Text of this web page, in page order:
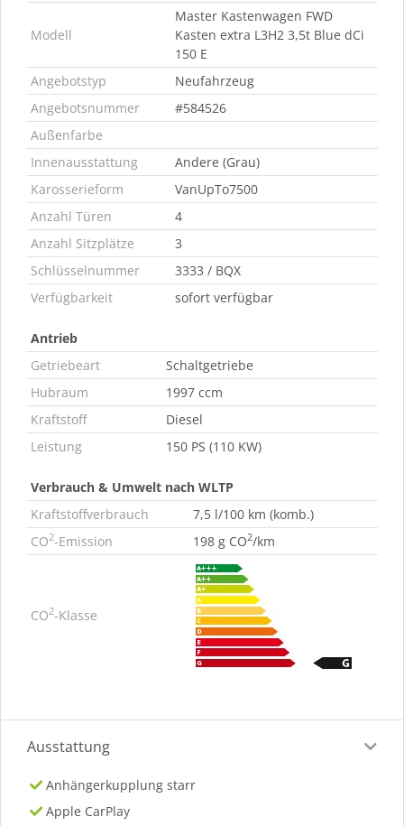
Modell
Master Kastenwagen FWD
Kasten extra L3H2 3,5t Blue dCi
150 E
Angebotstyp
Neufahrzeug
Angebotsnummer
#584526
Außenfarbe
Innenausstattung
Andere (Grau)
Karosserieform
VanUpTo7500
Anzahl Türen
4
Anzahl Sitzplätze
3
Schlüsselnummer
3333 / BQX
Verfügbarkeit
sofort verfügbar
Antrieb
Getriebeart
Schaltgetriebe
Hubraum
1997 ccm
Kraftstoff
Diesel
Leistung
150 PS (110 KW)
Verbrauch & Umwelt nach WLTP
Kraftstoffverbrauch
7,5 l/100 km (komb.)
CO2-Emission 198 g CO2/km
CO2-Klasse
Ausstattung
Anhängerkupplung starr
Apple CarPlay